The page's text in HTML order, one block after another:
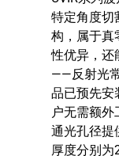
特定角度切
构，属于真
性优异，还
——反射光
品已预先安
户无需额外
通光孔径提
厚度分别